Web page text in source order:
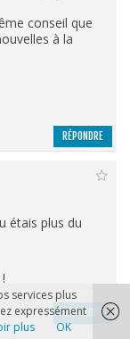
conseil que
à la
RÉPONDRE
étais plus du
RÉPONDRE
services plus
expressément
plus OK